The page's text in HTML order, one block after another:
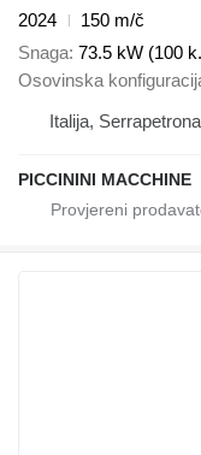
2024
150 m/č
Snaga 73.5 kW (100
Osovinska
Italija,
PICCININI MACCHINE